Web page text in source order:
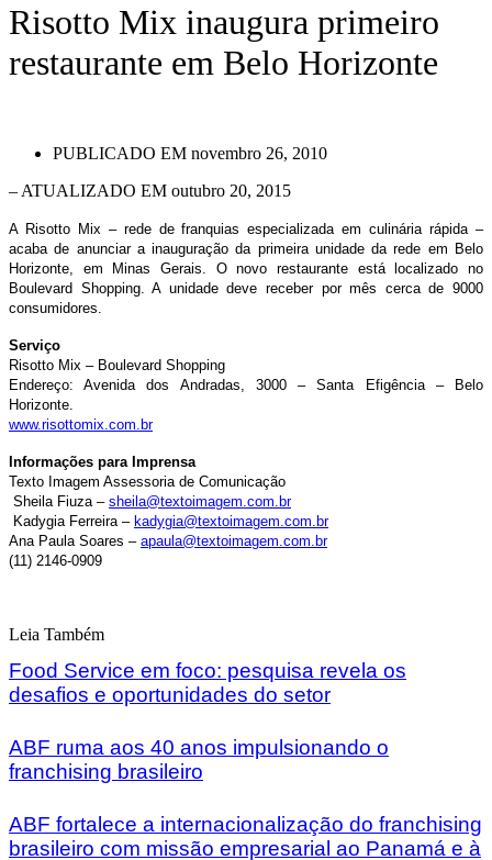
Risotto Mix inaugura primeiro
restaurante em Belo Horizonte
PUBLICADO EM novembro 26, 2010
– ATUALIZADO EM outubro 20, 2015
A Risotto Mix – rede de franquias especializada em culinária rápida –
acaba de anunciar a inauguração da primeira unidade da rede em Belo
Horizonte, em Minas Gerais. O novo restaurante está localizado no
Boulevard Shopping. A unidade deve receber por mês cerca de 9000
consumidores.
Serviço
Risotto Mix – Boulevard Shopping
Endereço: Avenida dos Andradas, 3000 – Santa Efigência – Belo
Horizonte.
www.risottomix.com.br
Informações para Imprensa
Texto Imagem Assessoria de Comunicação
Sheila Fiuza – sheila@textoimagem.com.br
Kadygia Ferreira – kadygia@textoimagem.com.br
Ana Paula Soares – apaula@textoimagem.com.br
(11) 2146-0909
Leia Também
Food Service em foco: pesquisa revela os
desafios e oportunidades do setor
ABF ruma aos 40 anos impulsionando o
franchising brasileiro
ABF fortalece a internacionalização do franchising
brasileiro com missão empresarial ao Panamá e à